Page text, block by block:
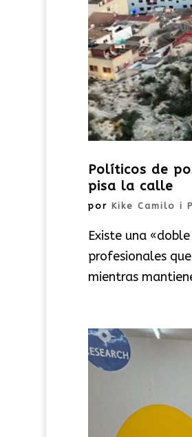
Políticos de
pisa la calle
por Kike Camilo i
Existe una
profesionales
mientras